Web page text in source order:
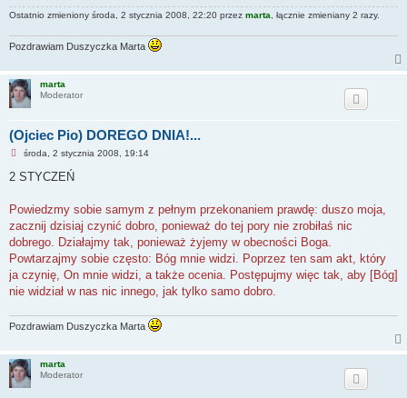
n
y
s
Ostatnio zmieniony środa, 2 stycznia 2008, 22:20 przez marta , łącznie zmieniany 2 razy.
Pozdrawiam Duszyczka Marta
marta
Moderator
(Ojciec Pio) DOREGO DNIA!...
N
e
z
c
z
t
a
y
o
s
środa, 2 stycznia 2008, 19:14
2 STYCZEŃ
Powiedzmy sobie samym z pełnym przekonaniem prawdę: duszo moja,
zacznij dzisiaj czynić dobro, ponieważ do tej pory nie zrobiłaś nic
dobrego. Działajmy tak, ponieważ żyjemy w obecności Boga.
Powtarzajmy sobie często: Bóg mnie widzi. Poprzez ten sam akt, który
ja czynię, On mnie widzi, a także ocenia. Postępujmy więc tak, aby [Bóg]
nie widział w nas nic innego, jak tylko samo dobro.
Pozdrawiam Duszyczka Marta
marta
Moderator